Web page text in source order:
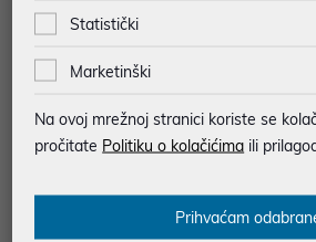
Statistički
Marketinški
Na ovoj mrežnoj stranici koriste se
pročitate Politiku o kolačićima ili
Prihvaćam